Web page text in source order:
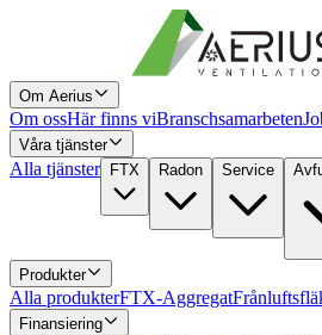
Om Aerius
Om ossHär finns viBranschsamarbeten
Våra tjänster
Alla tjänster FTX Radon Service
Produkter
Alla produkterFTX-Aggregat
Finansiering